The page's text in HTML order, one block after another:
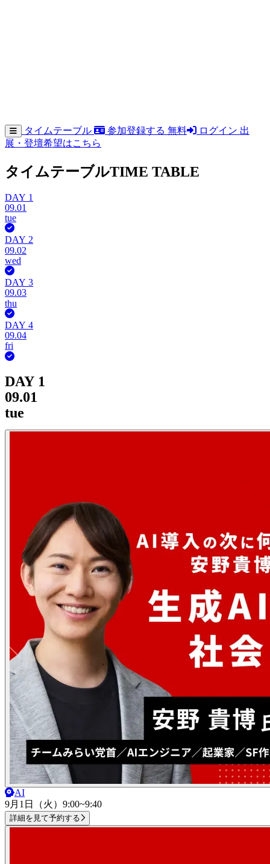
タイムテーブル 参加登録する 無料 ログイン 出
展・登壇希望はこちら
タイムテーブルTIME TABLE
DAY 1
09.01
tue
DAY 2
09.02
wed
DAY 3
09.03
thu
DAY 4
09.04
fri
DAY 1
09.01
tue
AI
9月1日（火） 9:00~9:40
詳細を見て予約する